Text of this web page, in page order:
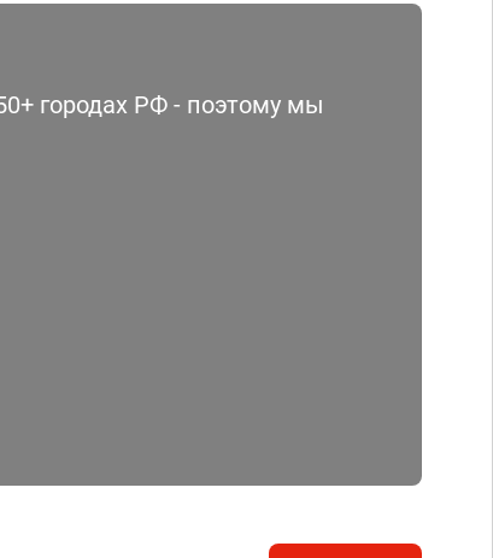
городах РФ - поэтому мы